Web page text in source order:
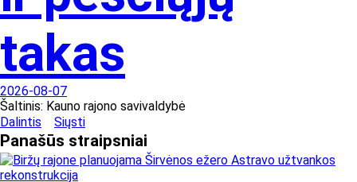
takas
2026-08-07
Šaltinis: Kauno rajono savivaldybė
Dalintis
Siųsti
Panašūs straipsniai